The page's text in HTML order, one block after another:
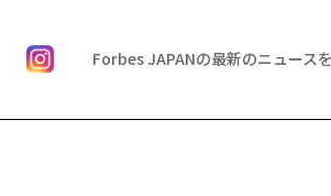
Forbes JAPANの最新のニュース